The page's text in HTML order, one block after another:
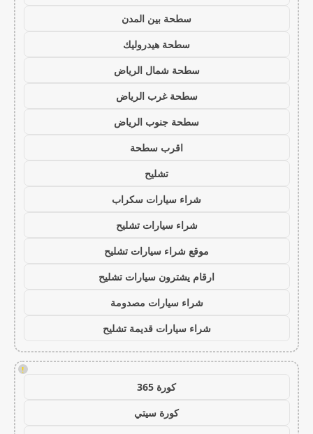
سطحة بين المدن
سطحة هيدروليك
سطحة شمال الرياض
سطحة غرب الرياض
سطحة جنوب الرياض
اقرب سطحة
تشليح
شراء سيارات سكراب
شراء سيارات تشليح
موقع شراء سيارات تشليح
ارقام يشترون سيارات تشليح
شراء سيارات مصدومة
شراء سيارات قديمة تشليح
!
كورة 365
كورة سيتي